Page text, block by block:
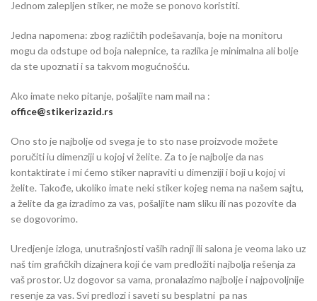
Jednom zalepljen stiker, ne može se ponovo koristiti.
Jedna napomena: zbog različtih podešavanja, boje na monitoru
mogu da odstupe od boja nalepnice, ta razlika je minimalna ali bolje
da ste upoznati i sa takvom mogućnošću.
Ako imate neko pitanje, pošaljite nam mail na :
office@stikerizazid.rs
Ono sto je najbolje od svega je to sto nase proizvode možete
poručiti iu dimenziji u kojoj vi želite. Za to je najbolje da nas
kontaktirate i mi ćemo stiker napraviti u dimenziji i boji u kojoj vi
želite. Takođe, ukoliko imate neki stiker kojeg nema na našem sajtu,
a želite da ga izradimo za vas, pošaljite nam sliku ili nas pozovite da
se dogovorimo.
Uredjenje izloga, unutrašnjosti vaših radnji ili salona je veoma lako uz
naš tim grafičkih dizajnera koji će vam predložiti najbolja rešenja za
vaš prostor. Uz dogovor sa vama, pronalazimo najbolje i najpovoljnije
resenje za vas. Svi predlozi i saveti su besplatni pa nas